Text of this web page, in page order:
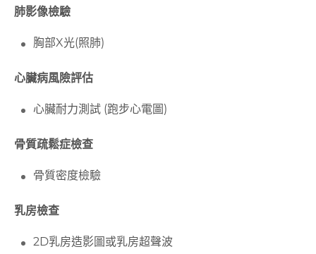
肺影像檢驗
胸部X光(照肺)
心臟病風險評估
心臟耐力測試 (跑步心電圖)
骨質疏鬆症檢查
骨質密度檢驗
乳房檢查
2D乳房造影圖或乳房超聲波